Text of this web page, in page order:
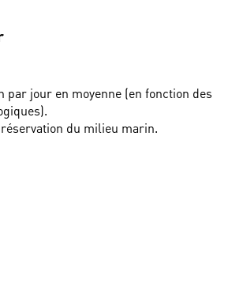
par jour en moyenne (en fonction des
du milieu marin.